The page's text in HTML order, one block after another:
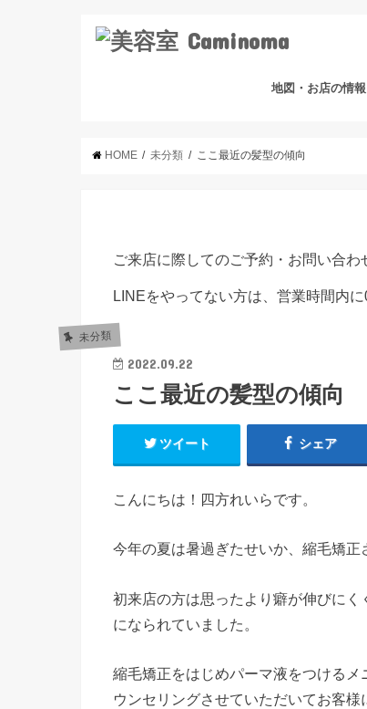
地図・お店の情報
HOME 未分類 ここ最近の髪型の傾向
ご来店に際してのご予約・お問い合
LINEをやってない方は、営業時間内
未分類
2022.09.22
ここ最近の髪型の傾向
ツイート シェア
こんにちは！四方れいらです。
今年の夏は暑過ぎたせいか、縮毛矯正
初来店の方は思ったより癖が伸びに
になられていました。
縮毛矯正をはじめパーマ液をつける
ウンセリングさせていただいてお客様